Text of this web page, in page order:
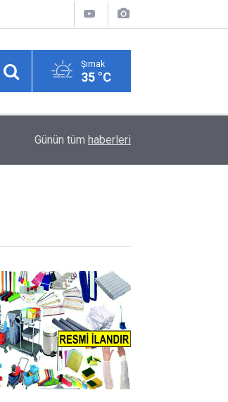
Şırnak
35 °C
5 yaşında başladı, 63 yıldır katmer açıyor
Günün tüm haberleri